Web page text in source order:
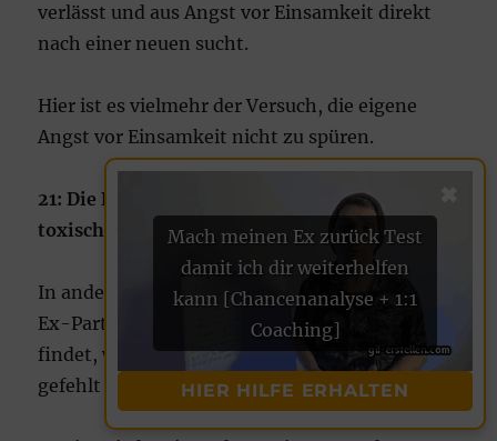
Mach meinen Ex zurück Test
damit ich dir weiterhelfen
kann [Chancenanalyse + 1:1
Coaching]
HIER HILFE ERHALTEN
verlässt und aus Angst vor Einsamkeit direkt
nach einer neuen sucht.
Hier ist es vielmehr der Versuch, die eigene
Angst vor Einsamkeit nicht zu spüren.
21: Die Rolle unerfüllter Bedürfnisse und
toxischer Verhaltensweisen
In anderen Fällen kann es sein, dass der/die
Ex-Partner/in in der neuen Beziehung etwas
findet, was ihm/ihr in der Beziehung mit dir
gefehlt hat.